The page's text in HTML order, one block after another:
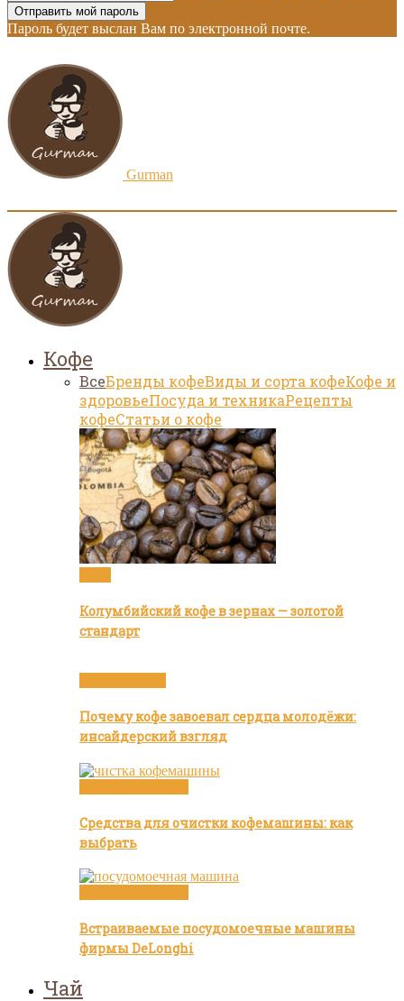
Пароль будет выслан Вам по электронной почте.
Gurman
Кофе
ВсеБренды кофеВиды и сорта кофеКофе и
здоровьеПосуда и техникаРецепты
кофеСтатьи о кофе
Колумбийский кофе в зернах — золотой
стандарт
Почему кофе завоевал сердца молодёжи:
инсайдерский взгляд
Средства для очистки кофемашины: как
выбрать
Встраиваемые посудомоечные машины
фирмы DeLonghi
Чай